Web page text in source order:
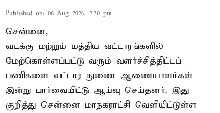
Published on: 06 Aug 2026, 2:30 pm
சென்னை,
வடக்கு மற்றும் மத்திய வட்டாரங்களில்
மேற்கொள்ளப்பட்டு வரும் வளர்ச்சித்திட்டப்
பணிகளை வட்டார துணை ஆணையாளர்கள்
இன்று பார்வையிட்டு ஆய்வு செய்தனர். இது
குறித்து சென்னை மாநகராட்சி வெளியிட்டுள்ள